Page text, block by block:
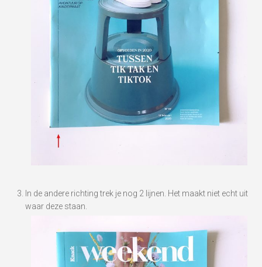
In de andere richting trek je nog 2 lijnen. Het maakt niet echt uit
waar deze staan.